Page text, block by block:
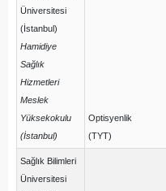
Üniversitesi
(İstanbul)
Hamidiye
Sağlık
Hizmetleri
Meslek
Yüksekokulu
(İstanbul)
Optisyenlik
(TYT)
Sağlık Bilimleri
Üniversitesi